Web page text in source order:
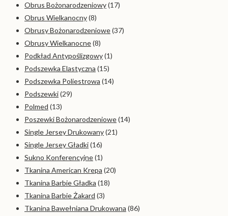
Obrus Bożonarodzeniowy(17)
Obrus Wielkanocny(8)
Obrusy Bożonarodzeniowe(37)
Obrusy Wielkanocne(8)
Podkład Antypoślizgowy(1)
Podszewka Elastyczna (15)
Podszewka Poliestrowa (14)
Podszewki(29)
Polmed (13)
Poszewki Bożonarodzeniowe(14)
Single Jersey Drukowany(21)
Single Jersey Gładki(16)
Sukno Konferencyjne(1)
Tkanina American Krepa (20)
Tkanina Barbie Gładka (18)
Tkanina Barbie Żakard (3)
Tkanina Bawełniana Drukowana (86)